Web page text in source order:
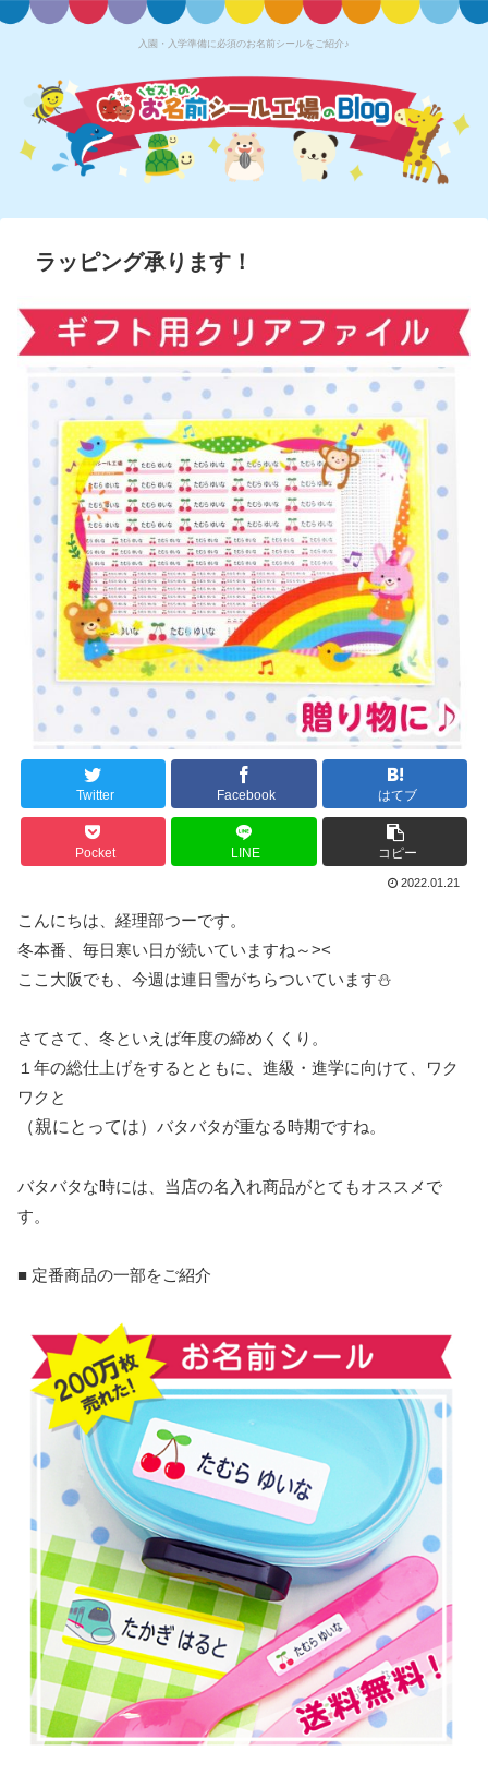
入園・入学準備に必須のお名前シールをご紹介♪
ラッピング承ります！
Twitter Facebook はてブ
Pocket LINE コピー
2022.01.21
こんにちは、経理部つーです。
冬本番、毎日寒い日が続いていますね～><
ここ大阪でも、今週は連日雪がちらついています⛄
さてさて、冬といえば年度の締めくくり。
１年の総仕上げをするとともに、進級・進学に向けて、ワク
ワクと
（親にとっては） バタバタが重なる時期ですね。
バタバタな時には、当店の名入れ商品がとてもオススメで
す。
■ 定番商品の一部をご紹介